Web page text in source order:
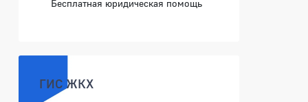
Бесплатная юридическая помощь
ГИС ЖКХ